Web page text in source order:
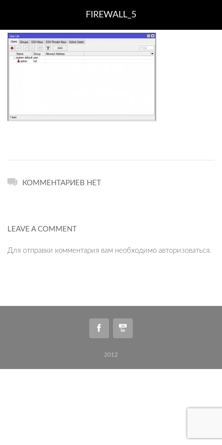
FIREWALL_5
КОММЕНТАРИЕВ НЕТ
LEAVE A COMMENT
Для отправки комментария вам необходимо авторизоваться.
2012